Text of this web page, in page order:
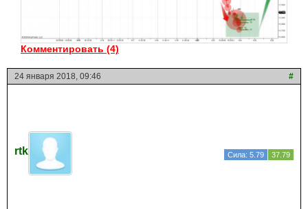
Комментировать (4)
24 января 2018, 09:46 #
rtk Сила: 5.79 37.79